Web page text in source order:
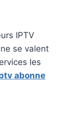
IPTV
se valent
les
abonne